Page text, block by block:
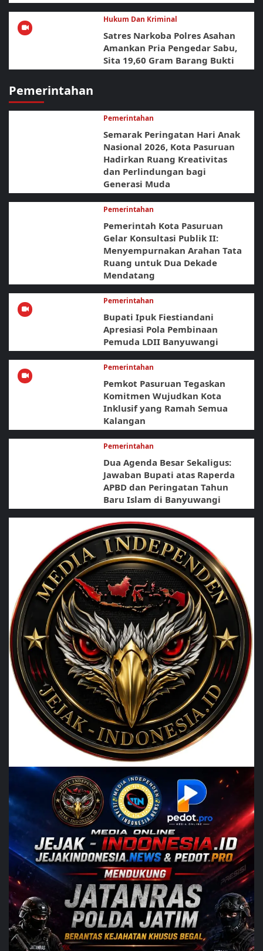
Hukum Dan Kriminal
Satres Narkoba Polres Asahan
Amankan Pria Pengedar Sabu,
Sita 19,60 Gram Barang Bukti
Pemerintahan
Pemerintahan
Semarak Peringatan Hari Anak
Nasional 2026, Kota Pasuruan
Hadirkan Ruang Kreativitas
dan Perlindungan bagi
Generasi Muda
Pemerintahan
Pemerintah Kota Pasuruan
Gelar Konsultasi Publik II:
Menyempurnakan Arahan Tata
Ruang untuk Dua Dekade
Mendatang
Pemerintahan
Bupati Ipuk Fiestiandani
Apresiasi Pola Pembinaan
Pemuda LDII Banyuwangi
Pemerintahan
Pemkot Pasuruan Tegaskan
Komitmen Wujudkan Kota
Inklusif yang Ramah Semua
Kalangan
Pemerintahan
Dua Agenda Besar Sekaligus:
Jawaban Bupati atas Raperda
APBD dan Peringatan Tahun
Baru Islam di Banyuwangi